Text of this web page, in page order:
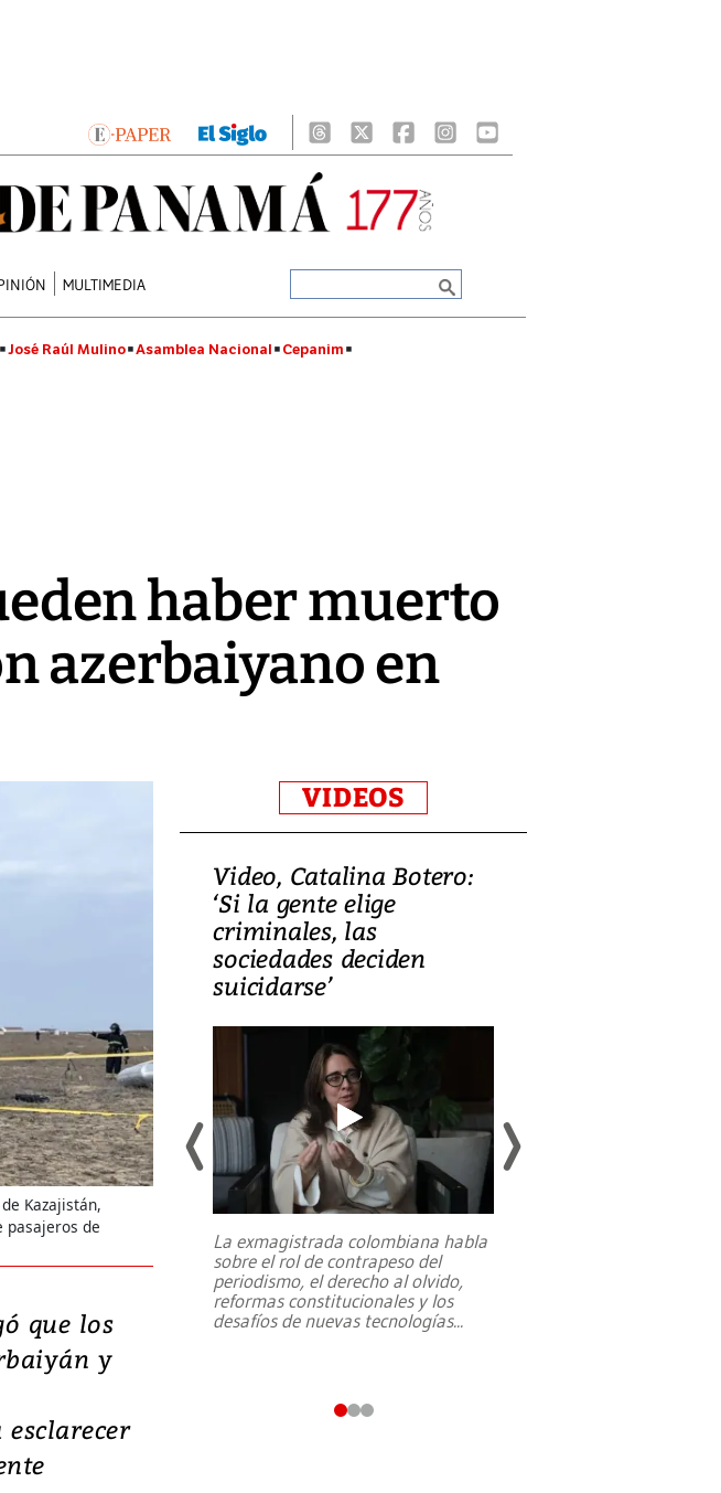
MULTIMEDIA
José Raúl Mulino Asamblea Nacional Cepanim
haber muerto
azerbaiyano en
Kazajistán,
pasajeros de
que los
y
VIDEOS
Terremoto
de magnitud
martes 28 de
de Kumamoto,
una
...
Video, Catalina Botero:
‘Si la gente elige
criminales, las
sociedades deciden
suicidarse’
La exmagistrada colombiana habla
sobre el rol de contrapeso del
periodismo, el derecho al olvido,
reformas constitucionales y los
desafíos de nuevas tecnologías...